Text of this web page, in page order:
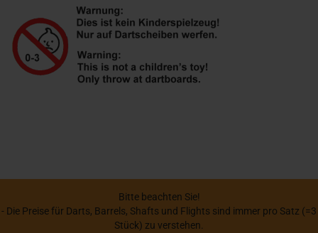
Bitte beachten Sie!
- Die Preise für Darts, Barrels, Shafts und Flights sind immer pro Satz (=3
Stück) zu verstehen.